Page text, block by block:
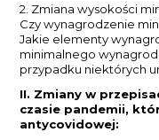
2. Zmiana wysokości
Czy wynagrodzenie
Jakie elementy
minimalnego
przypadku niektórych
II. Zmiany w
czasie pandemii,
antycovidowej: